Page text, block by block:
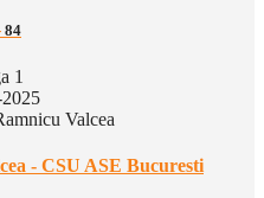
84
1
Valcea
- CSU ASE Bucuresti